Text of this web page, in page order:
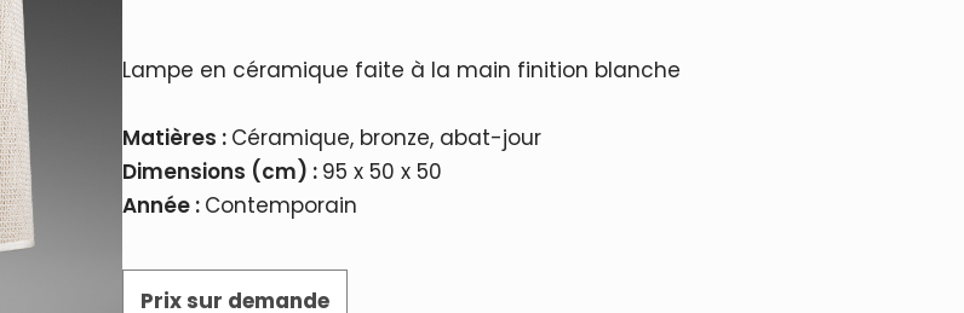
Lampe en céramique faite à la main finition blanche
Matières : Céramique, bronze, abat-jour
Dimensions (cm) : 95 x 50 x 50
Année : Contemporain
Prix sur demande